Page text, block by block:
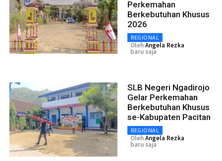
Perkemahan
Berkebutuhan Khusus
2026
REGIONAL
OlehAngela Rezka
baru saja
SLB Negeri Ngadirojo
Gelar Perkemahan
Berkebutuhan Khusus
se-Kabupaten Pacitan
REGIONAL
OlehAngela Rezka
baru saja